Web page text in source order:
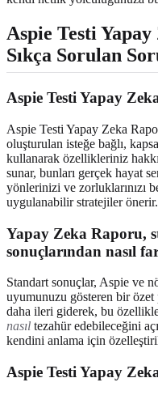
Aspie Testi
Sıkça Sorulan
Aspie Testi Yapay
Aspie Testi Yapay Zeka
oluşturulan isteğe bağlı,
kullanarak özellikleriniz
sunar, bunları gerçek hayat
yönlerinizi ve zorluklarınızı
uygulanabilir stratejiler önerir.
Yapay Zeka Raporu,
sonuçlarından nasıl
Standart sonuçlar, Aspie ve
uyumunuzu gösteren bir
daha ileri giderek, bu
nasıl tezahür edebileceğini
kendini anlama için
Aspie Testi Yapay